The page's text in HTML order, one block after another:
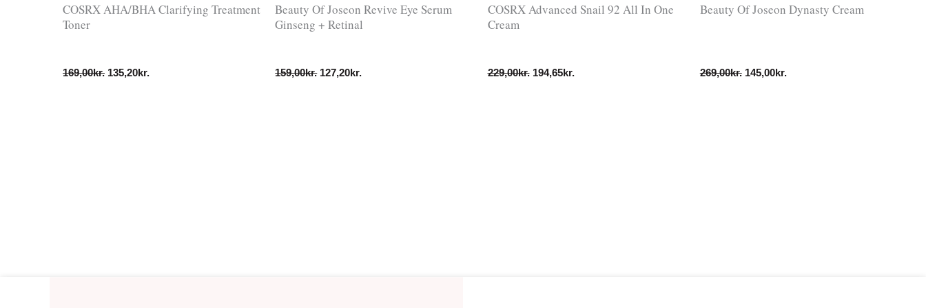
COSRX AHA/BHA Clarifying Treatment
Toner
169,00kr. 135,20kr.
Beauty Of Joseon Revive Eye Serum
Ginseng + Retinal
159,00kr. 127,20kr.
COSRX Advanced Snail 92 All In One
Cream
229,00kr. 194,65kr.
Beauty Of Joseon Dynasty Cream
269,00kr. 145,00kr.